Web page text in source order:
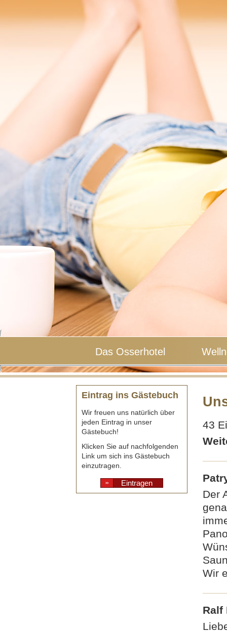
Das Osserhotel
Eintrag ins Gästebuch
Wir freuen uns natürlich über
jeden Eintrag in unser
Gästebuch!
Klicken Sie auf nachfolgenden
Link um sich ins Gästebuch
einzutragen.
Eintragen
43
Der
Wir
Ralf